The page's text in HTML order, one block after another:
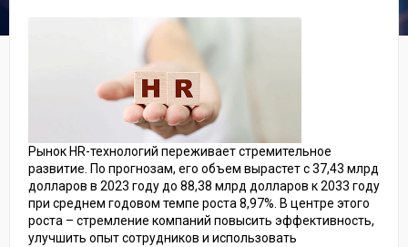
Рынок HR-технологий переживает стремительное
развитие. По прогнозам, его объем вырастет с 37,43 млрд
долларов в 2023 году до 88,38 млрд долларов к 2033 году
при среднем годовом темпе роста 8,97%. В центре этого
роста – стремление компаний повысить эффективность,
улучшить опыт сотрудников и использовать